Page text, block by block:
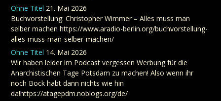
Ohne Titel 21. Mai 2026
Buchvorstellung: Christopher Wimmer – Alles muss man
selber machen https://www.aradio-berlin.org/buchvorstellung-
alles-muss-man-selber-machen/
Ohne Titel 14. Mai 2026
Wir haben leider im Podcast vergessen Werbung für die
Anarchistischen Tage Potsdam zu machen! Also wenn ihr
noch Bock habt dann nichts wie hin
da!https://atagepdm.noblogs.org/de/